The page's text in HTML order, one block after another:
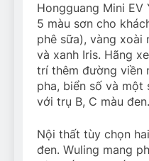
Hongguang Mini
5 màu sơn cho
phê sữa), vàng xoài
và xanh Iris. Hãng
trí thêm đường viền
pha, biển số và một
với trụ B, C màu đen.
Nội thất tùy chọn
đen. Wuling mang